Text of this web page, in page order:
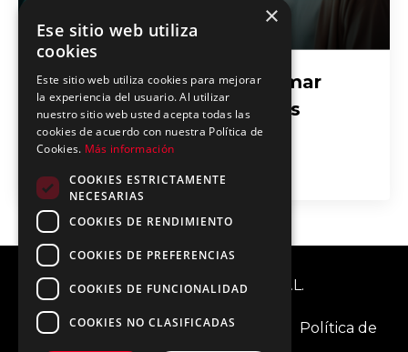
¿Pueden las Máquinas Tomar
Mejores Decisiones que los
Humanos?
© 2026 IA Transformers, S.L.
Aviso Legal Política de cookies
Política de
×
Ese sitio web utiliza
cookies
Este sitio web utiliza cookies para mejorar
la experiencia del usuario. Al utilizar
nuestro sitio web usted acepta todas las
cookies de acuerdo con nuestra Política de
Cookies. Más información
COOKIES ESTRICTAMENTE
NECESARIAS
COOKIES DE RENDIMIENTO
COOKIES DE PREFERENCIAS
COOKIES DE FUNCIONALIDAD
COOKIES NO CLASIFICADAS